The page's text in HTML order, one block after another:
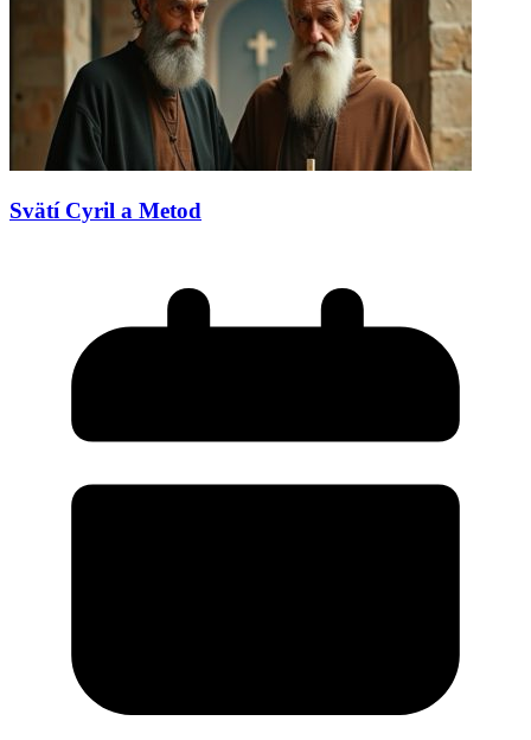
Svätí Cyril a Metod